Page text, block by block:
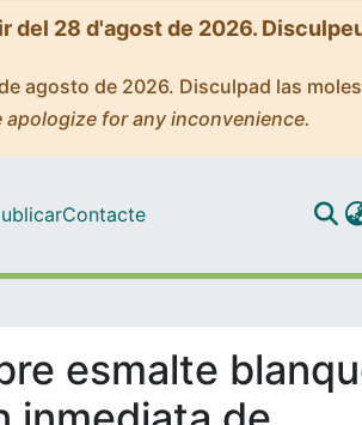
del 28 d'agost de 2026.
agosto de 2026. Disculpad las
for any inconvenience.
Contacte
esmalte